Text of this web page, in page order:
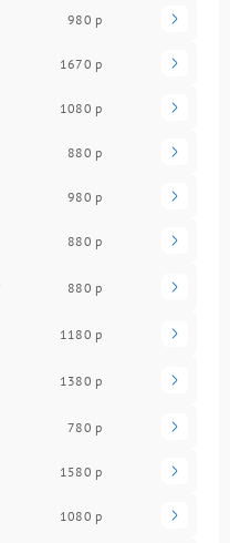
980 р
1670 р
1080 р
880 р
980 р
880 р
880 р
1180 р
1380 р
780 р
1580 р
1080 р